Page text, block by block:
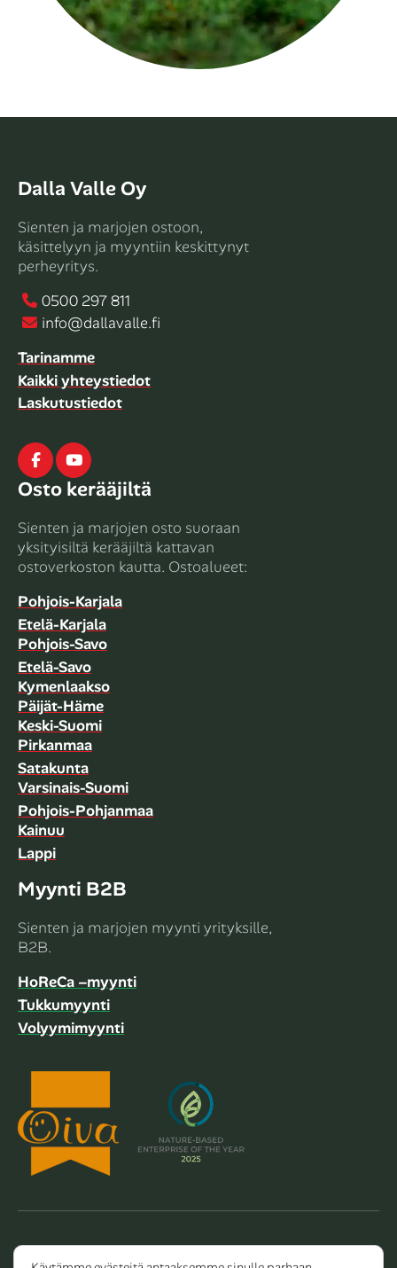
Dalla Valle Oy
Sienten ja marjojen ostoon,
käsittelyyn ja myyntiin keskittynyt
perheyritys.
0500 297 811
info@dallavalle.fi
Tarinamme
Kaikki yhteystiedot
Laskutustiedot
FacebookYoutube
Osto kerääjiltä
Sienten ja marjojen osto suoraan
yksityisiltä kerääjiltä kattavan
ostoverkoston kautta. Ostoalueet:
Pohjois-Karjala
Etelä-Karjala
Pohjois-Savo
Etelä-Savo
Kymenlaakso
Päijät-Häme
Keski-Suomi
Pirkanmaa
Satakunta
Varsinais-Suomi
Pohjois-Pohjanmaa
Kainuu
Lappi
Myynti B2B
Sienten ja marjojen myynti yrityksille,
B2B.
HoReCa –myynti
Tukkumyynti
Volyymimyynti
Copyright 2026 Dalla Valle Oy